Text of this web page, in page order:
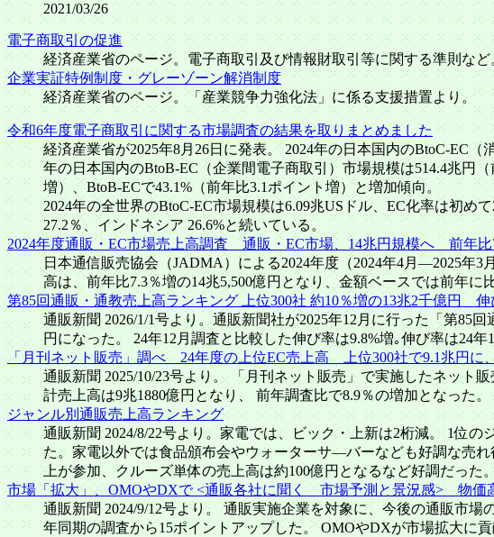
2021/03/26
電子商取引の促進
経済産業省のページ。電子商取引及び情報財取引等に関する準則など
企業実証特例制度・グレーゾーン解消制度
経済産業省のページ。「産業競争力強化法」に係る支援措置より。
令和6年度電子商取引に関する市場調査の結果を取りまとめました
経済産業省が2025年8月26日に発表。 2024年の日本国内のBtoC-EC
年の日本国内のBtoB-EC（企業間電子商取引）市場規模は514.4兆円
増）、BtoB-ECで43.1%（前年比3.1ポイント増）と増加傾向。
2024年の全世界のBtoC-EC市場規模は6.09兆USドル、EC化率は初め
27.2％、インドネシア 26.6%と続いている。
2024年度通販・EC市場売上高調査 通販・EC市場、14兆円規模へ 前年
日本通信販売協会（JADMA）による2024年度（2024年4月―2025年
高は、前年比7.3％増の14兆5,500億円となり、金額ベースでは前年に
第85回通販・通教売上高ランキング 上位300社 約10％増の13兆2千億円 伸
通販新聞 2026/1/1号より。通販新聞社が2025年12月に行った「第85
円になった。 24年12月調査と比較した伸び率は9.8%増｡伸び率は24
「月刊ネット販売」調べ 24年度の上位EC売上高 上位300社で9.1兆円に
通販新聞 2025/10/23号より。 「月刊ネット販売」で実施したネット
計売上高は9兆1880億円となり、 前年調査比で8.9％の増加となった。
ジャンル別通販売上高ランキング
通販新聞 2024/8/22号より。家電では、ビック・上新は2桁減。 1位
た。家電以外では食品頒布会やウォーターサ―バーなども好調な売
上が参加、クルーズ単体の売上高は約100億円となるなど好調だった
市場「拡大」、OMOやDXで <通販各社に聞く 市場予測と景況感> 物価
通販新聞 2024/9/12号より。 通販実施企業を対象に、今後の通販市
年同期の調査から15ポイントアップした。 OMOやDXが市場拡大に